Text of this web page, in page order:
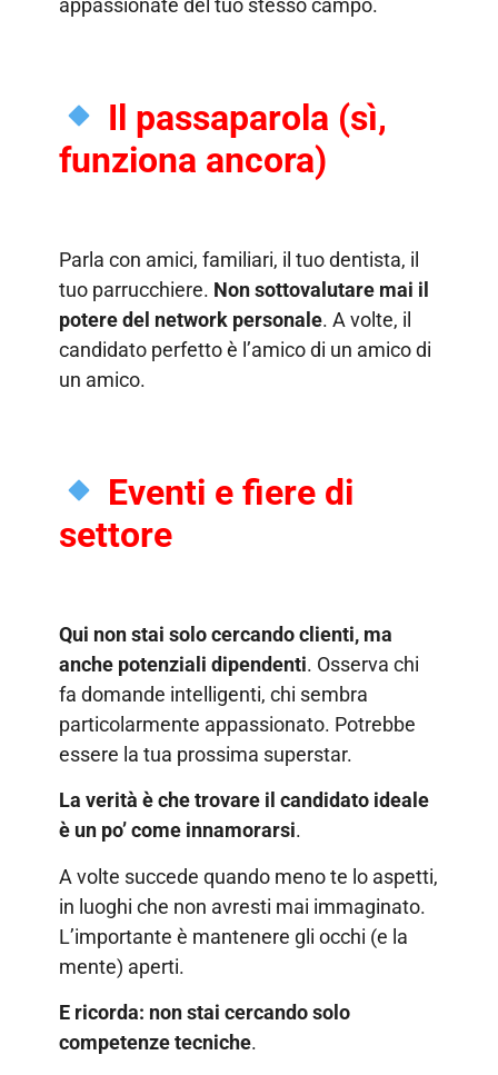
appassionate del tuo stesso campo.
Il passaparola (sì,
funziona ancora)
Parla con amici, familiari, il tuo dentista, il
tuo parrucchiere. Non sottovalutare mai il
potere del network personale. A volte, il
candidato perfetto è l’amico di un amico di
un amico.
Eventi e fiere di
settore
Qui non stai solo cercando clienti, ma
anche potenziali dipendenti. Osserva chi
fa domande intelligenti, chi sembra
particolarmente appassionato. Potrebbe
essere la tua prossima superstar.
La verità è che trovare il candidato ideale
è un po’ come innamorarsi.
A volte succede quando meno te lo aspetti,
in luoghi che non avresti mai immaginato.
L’importante è mantenere gli occhi (e la
mente) aperti.
E ricorda: non stai cercando solo
competenze tecniche.